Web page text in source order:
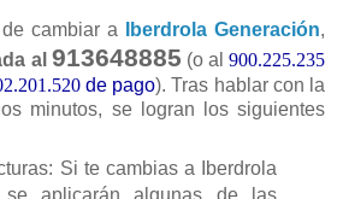
cambiar a Iberdrola Generación,
al 913648885 (o al 900.225.235
de pago). Tras hablar con la
minutos, se logran los siguientes
Si te cambias a Iberdrola
se aplicarán algunas de las